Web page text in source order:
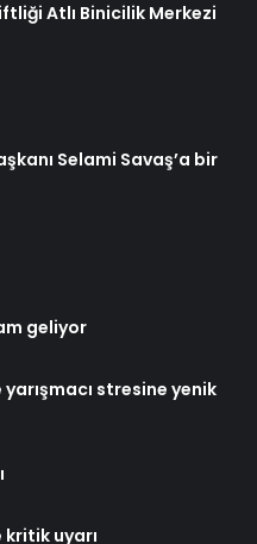
Atlı Binicilik Merkezi
Selami Savaş’a bir
geliyor
stresine yenik
kritik uyarı